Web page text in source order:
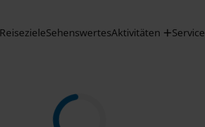
ReisezieleSehenswertesAktivitäten Service